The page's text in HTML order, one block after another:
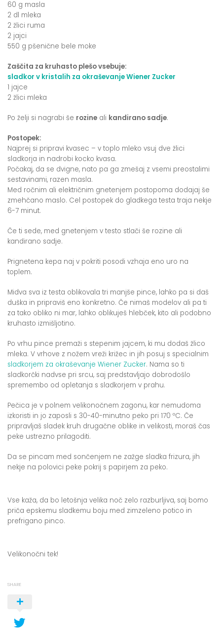
60 g masla
2 dl mleka
2 žlici ruma
2 jajci
550 g pšenične bele moke
Zaščita za kruhasto plešo vsebuje:
sladkor v kristalih za okraševanje Wiener Zucker
1 jajce
2 žlici mleka
Po želji si nagrabi še rozine ali kandirano sadje.
Postopek:
Najprej si pripravi kvasec – v toplo mleko vsuj dve žlici
sladkorja in nadrobi kocko kvasa.
Počakaj, da se dvigne, nato pa ga zmešaj z vsemi preostalimi
sestavinami, razen masla.
Med ročnim ali električnim gnetenjem postopoma dodajaj še
zmehčano maslo. Cel postopek do gladkega testa traja nekje
6-7 minut.
Če ti sede, med gnetenjem v testo stlači še rozine ali
kandirano sadje.
Prignetena kepa naj v pokriti posodi vzhaja eno uro na
toplem.
Midva sva iz testa oblikovala tri manjše pince, lahko pa si daš
duška in pripraviš eno konkretno. Če nimaš modelov ali pa ti
za tako obliko ni mar, lahko oblikuješ hlebček, kito ali podobno
kruhasto izmišljotino.
Po vrhu pince premaži s stepenim jajcem, ki mu dodaš žlico
mleka. V vrhove z nožem vreži križec in jih posuj s specialnim
sladkorjem za okraševanje Wiener Zucker. Nama so ti
sladkorčki nadvse pri srcu, saj predstavljajo dobrodošlo
spremembo od opletanja s sladkorjem v prahu.
Pečica je v polnem velikonočnem zagonu, kar nemudoma
izkoristi in jo zaposli s 30-40-minutno peko pri 170 ºC. Če
pripravljaš sladek kruh drugačne oblike in velikosti, moraš čas
peke ustrezno prilagoditi.
Da se pincam med sončenjem ne zažge sladka frizura, jih
nekje na polovici peke pokrij s papirjem za peko.
Vse kaža, da bo letošnja velika noč zelo razburljiva, saj bomo
priča epskemu sladkemu boju med zimzeleno potico in
prefrigano pinco.
Velikonočni tek!
SHARE